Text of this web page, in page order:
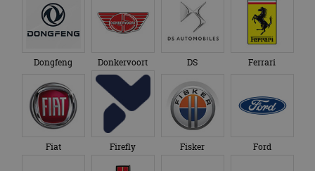
Dongfeng Donkervoort DS Ferrari
Fiat Firefly Fisker Ford